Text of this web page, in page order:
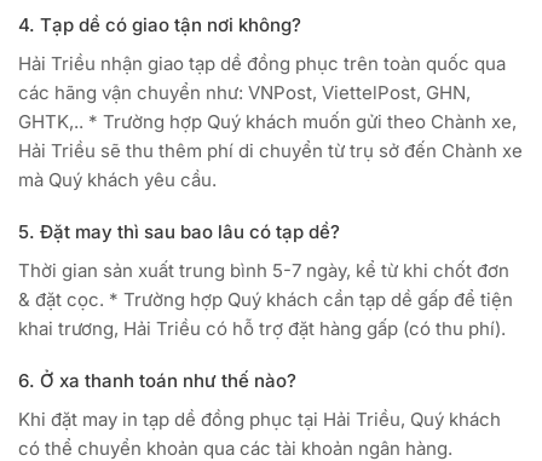
4. Tạp dề có giao tận nơi không?
Hải Triều nhận giao tạp dề đồng phục trên toàn quốc qua
các hãng vận chuyển như: VNPost, ViettelPost, GHN,
GHTK,.. * Trường hợp Quý khách muốn gửi theo Chành xe,
Hải Triều sẽ thu thêm phí di chuyển từ trụ sở đến Chành xe
mà Quý khách yêu cầu.
5. Đặt may thì sau bao lâu có tạp dề?
Thời gian sản xuất trung bình 5-7 ngày, kể từ khi chốt đơn
& đặt cọc. * Trường hợp Quý khách cần tạp dề gấp để tiện
khai trương, Hải Triều có hỗ trợ đặt hàng gấp (có thu phí).
6. Ở xa thanh toán như thế nào?
Khi đặt may in tạp dề đồng phục tại Hải Triều, Quý khách
có thể chuyển khoản qua các tài khoản ngân hàng.